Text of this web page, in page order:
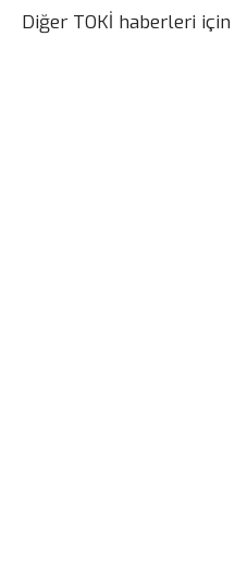
Diğer TOKİ haberleri için